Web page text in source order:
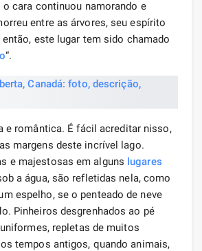
o cara continuou namorando e
entre as árvores, seu espírito
este lugar tem sido chamado
“.
e romântica. É fácil acreditar nisso,
margens deste incrível lago.
e majestosas em alguns lugares
a água, são refletidas nela, como
espelho, se o penteado de neve
Pinheiros desgrenhados ao pé
repletas de muitos
tempos antigos, quando animais,